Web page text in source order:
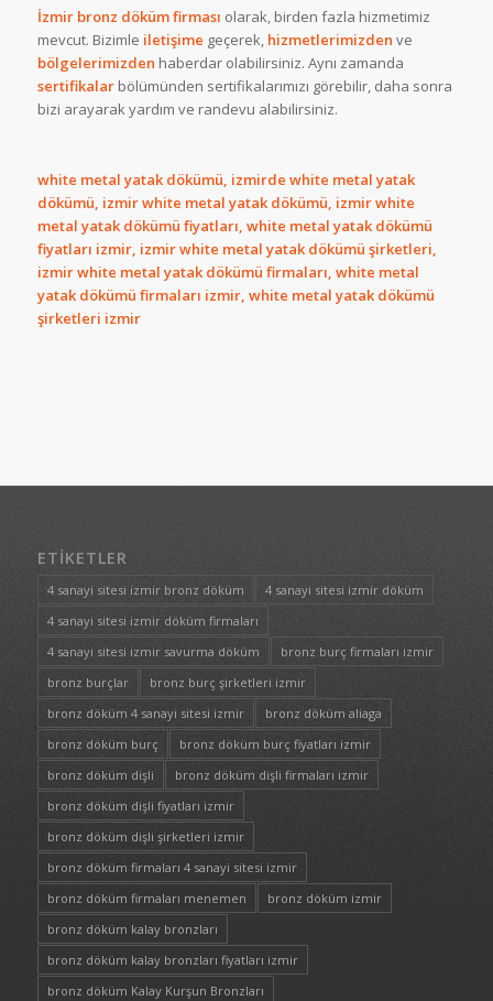
İzmir bronz döküm firması olarak, birden fazla hizmetimiz
mevcut. Bizimle iletişime geçerek, hizmetlerimizden ve
bölgelerimizden haberdar olabilirsiniz. Aynı zamanda
sertifikalarbölümünden sertifikalarımızı görebilir, daha sonra
bizi arayarak yardım ve randevu alabilirsiniz.
white metal yatak dökümü, izmirde white metal yatak
dökümü, izmir white metal yatak dökümü, izmir white
metal yatak dökümü fiyatları, white metal yatak dökümü
fiyatları izmir, izmir white metal yatak dökümü şirketleri,
izmir white metal yatak dökümü firmaları, white metal
yatak dökümü firmaları izmir, white metal yatak dökümü
şirketleri izmir
ETIKETLER
4 sanayi sitesi izmir bronz döküm
4 sanayi sitesi izmir döküm
4 sanayi sitesi izmir döküm firmaları
4 sanayi sitesi izmir savurma döküm
bronz burç firmaları izmir
bronz burçlar
bronz burç şirketleri izmir
bronz döküm 4 sanayi sitesi izmir
bronz döküm aliaga
bronz döküm burç
bronz döküm burç fiyatları izmir
bronz döküm dişli
bronz döküm dişli firmaları izmir
bronz döküm dişli fiyatları izmir
bronz döküm dişli şirketleri izmir
bronz döküm firmaları 4 sanayi sitesi izmir
bronz döküm firmaları menemen
bronz döküm izmir
bronz döküm kalay bronzları
bronz döküm kalay bronzları fiyatları izmir
bronz döküm Kalay Kurşun Bronzları